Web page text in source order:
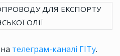
ДЛЯ ЕКСПОРТУ
ОЛІЇ
телеграм-каналі ГІТу.